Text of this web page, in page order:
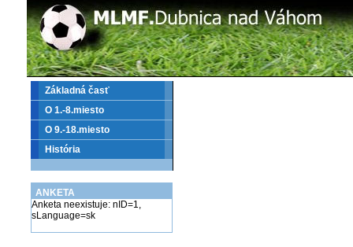
Základná časť
O 1.-8.miesto
O 9.-18.miesto
História
ANKETA
Anketa neexistuje: nID=1,
sLanguage=sk